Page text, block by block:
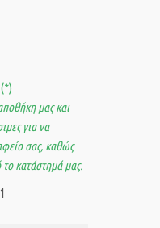
μας και
για να
σας, καθώς
κατάστημά μας.